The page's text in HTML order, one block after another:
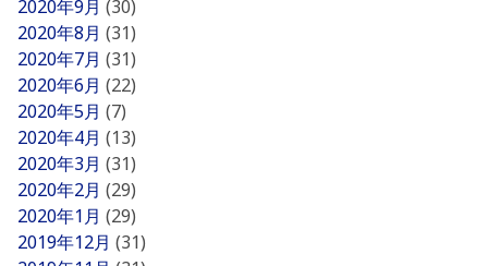
2020年9月 (30)
2020年8月 (31)
2020年7月 (31)
2020年6月 (22)
2020年5月 (7)
2020年4月 (13)
2020年3月 (31)
2020年2月 (29)
2020年1月 (29)
2019年12月 (31)